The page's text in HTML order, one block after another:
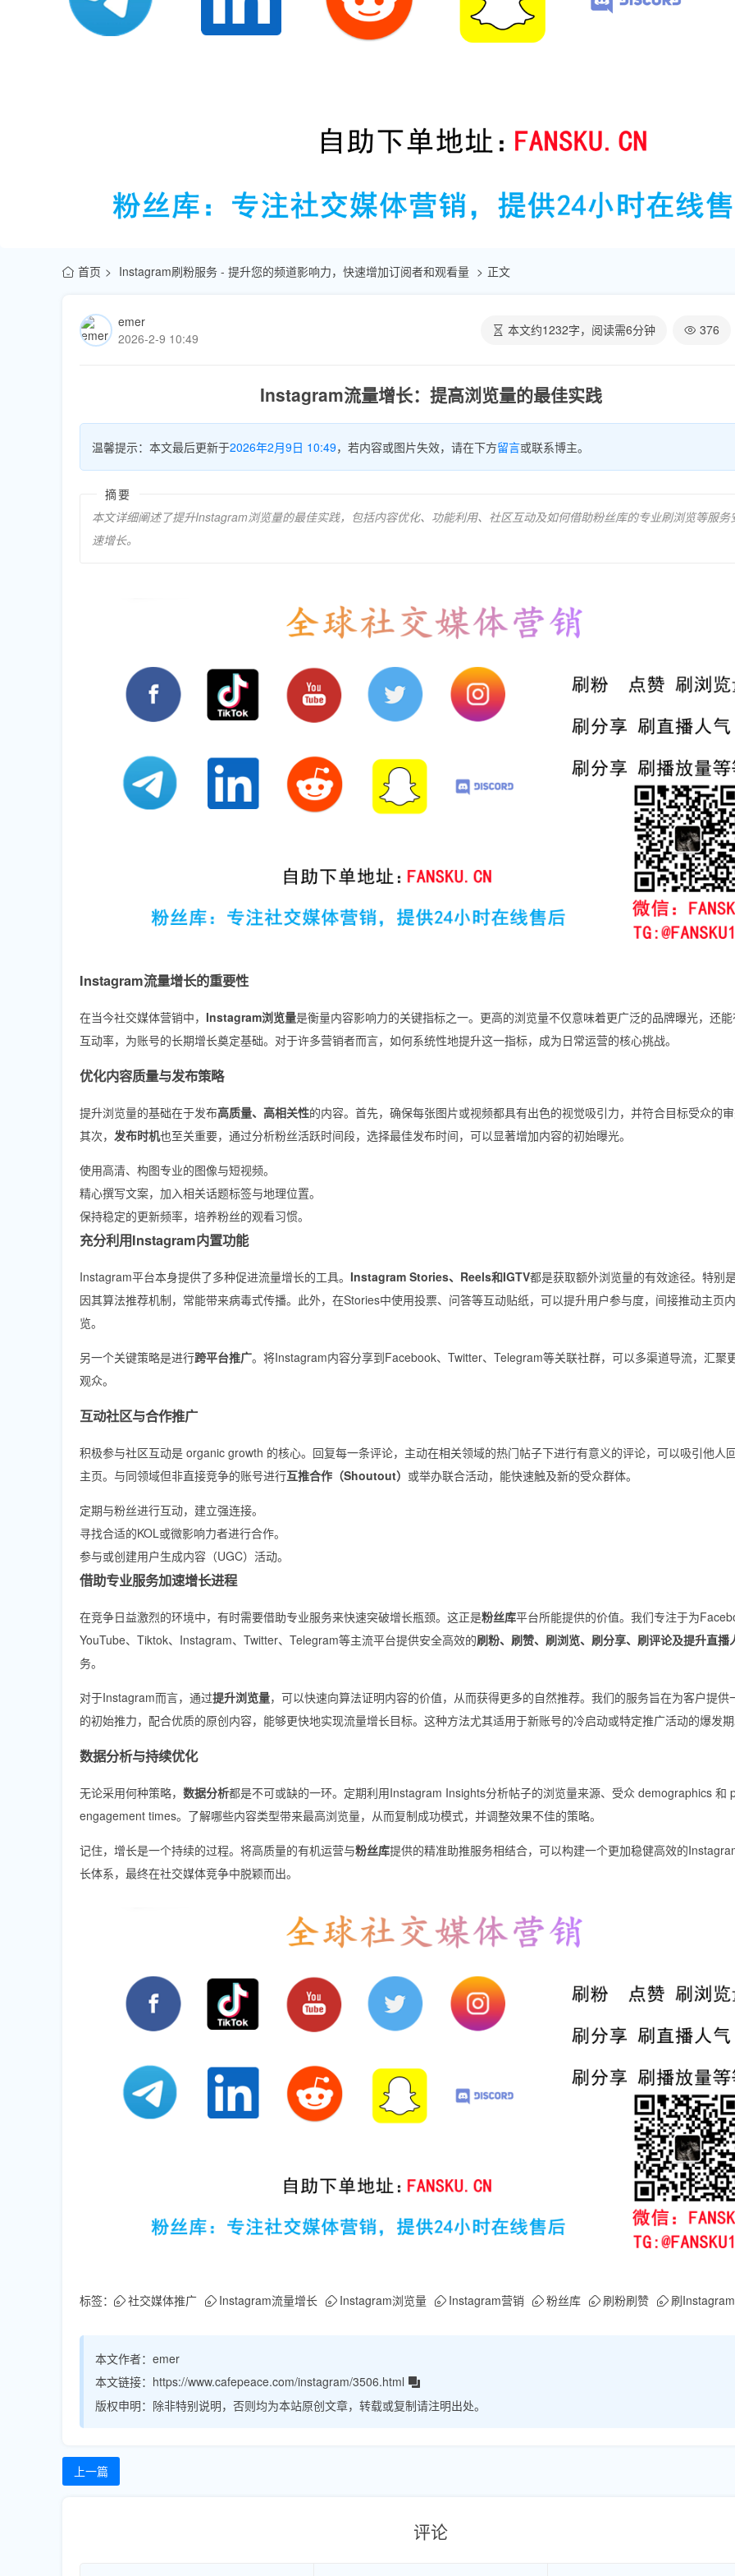
首页 Instagram刷粉服务 - 提升您的频道影响力，快速增加订阅者和观看量 正文
emer
2026-2-9 10:49
本文约1232字，阅读需6分钟 376
Instagram流量增长：提高浏览量的最佳实践
温馨提示：本文最后更新于2026年2月9日 10:49，若内容或图片失效，请在下方留言或联系博主。
摘要
本文详细阐述了提升Instagram浏览量的最佳实践，包括内容优化、功能利用、社区互动及如何借助粉丝库的专业刷浏览等服务
速增长。
Instagram流量增长的重要性
在当今社交媒体营销中， Instagram浏览量是衡量内容影响力的关键指标之一。更高的浏览量不仅意味着更广泛的品牌曝光，还
互动率，为账号的长期增长奠定基础。对于许多营销者而言，如何系统性地提升这一指标，成为日常运营的核心挑战。
优化内容质量与发布策略
提升浏览量的基础在于发布高质量、高相关性的内容。首先，确保每张图片或视频都具有出色的视觉吸引力，并符合目标受众的
其次， 发布时机也至关重要，通过分析粉丝活跃时间段，选择最佳发布时间，可以显著增加内容的初始曝光。
使用高清、构图专业的图像与短视频。
精心撰写文案，加入相关话题标签与地理位置。
保持稳定的更新频率，培养粉丝的观看习惯。
充分利用Instagram内置功能
Instagram平台本身提供了多种促进流量增长的工具。 Instagram Stories、Reels和IGTV都是获取额外浏览量的有效途径。特别
因其算法推荐机制，常能带来病毒式传播。此外，在Stories中使用投票、问答等互动贴纸，可以提升用户参与度，间接推动主页
览。
另一个关键策略是进行跨平台推广。将Instagram内容分享到Facebook、Twitter、Telegram等关联社群，可以多渠道导流，汇聚
观众。
互动社区与合作推广
积极参与社区互动是 organic growth 的核心。回复每一条评论，主动在相关领域的热门帖子下进行有意义的评论，可以吸引他人
主页。与同领域但非直接竞争的账号进行互推合作（Shoutout） 或举办联合活动，能快速触及新的受众群体。
定期与粉丝进行互动，建立强连接。
寻找合适的KOL或微影响力者进行合作。
参与或创建用户生成内容（UGC）活动。
借助专业服务加速增长进程
在竞争日益激烈的环境中，有时需要借助专业服务来快速突破增长瓶颈。这正是粉丝库平台所能提供的价值。我们专注于为
YouTube、Tiktok、Instagram、Twitter、Telegram等主流平台提供安全高效的刷粉、刷赞、刷浏览、刷分享、刷评论及提升直播
务。
对于Instagram而言，通过提升浏览量，可以快速向算法证明内容的价值，从而获得更多的自然推荐。我们的服务旨在为客户提供
的初始推力，配合优质的原创内容，能够更快地实现流量增长目标。这种方法尤其适用于新账号的冷启动或特定推广活动的爆发
数据分析与持续优化
无论采用何种策略， 数据分析都是不可或缺的一环。定期利用Instagram Insights分析帖子的浏览量来源、受众 demographics 和
engagement times。了解哪些内容类型带来最高浏览量，从而复制成功模式，并调整效果不佳的策略。
记住，增长是一个持续的过程。将高质量的有机运营与粉丝库提供的精准助推服务相结合，可以构建一个更加稳健高效的
长体系，最终在社交媒体竞争中脱颖而出。
标签： 社交媒体推广 Instagram流量增长 Instagram浏览量 Instagram营销 粉丝库 刷粉刷赞 刷
本文作者： emer
本文链接： https://www.cafepeace.com/instagram/3506.html
版权申明： 除非特别说明，否则均为本站原创文章，转载或复制请注明出处。
上一篇
评论